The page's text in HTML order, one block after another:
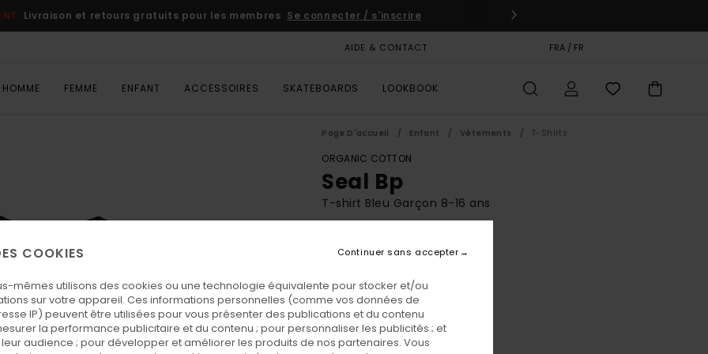
Livraison et retours gratuits pour les membres Se connecter / s'inscrire
AIDE & CONTACT FRA / FR
HOMME FEMME ENFANT ACCESSOIRES SKATEBOARDS LOOKBOOK
Page D'accueil Enfant Vêtements T-Shirts
ORGANIC COTTON
Seal Bp
T-shirt Bleu Garçon 8-16 ans
20,00 €
CouleurEclipse Navy
COOKIES
mêmes utilisons des cookies ou une technologie équivalente pour stocker et/ou
sur votre appareil. Ces informations personnelles (comme vos données de
IP) peuvent être utilisées pour vous présenter des publications et du contenu
la performance publicitaire et du contenu ; pour personnaliser les publicités ; et
audience ; pour développer et améliorer les produits de nos partenaires. Vous
Continuer sans accepter